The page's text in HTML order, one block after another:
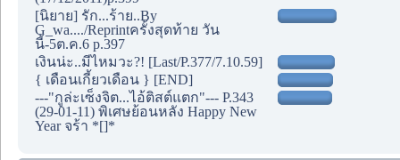
[นิยาย] รัก...ร้าย..By
G_wa..../Reprintครั้งสุดท้าย วัน
นี้-5ต.ค.6 p.397
เงินน่ะ..มีไหมวะ?! [Last/P.377/7.10.59]
{ เดือนเกี้ยวเดือน } [END]
---"กูล่ะเซ็งจิต...ไอ้ติสต์แตก"--- P.343
(29-01-11) พิเศษย้อนหลัง Happy New
Year จร้า *[]*